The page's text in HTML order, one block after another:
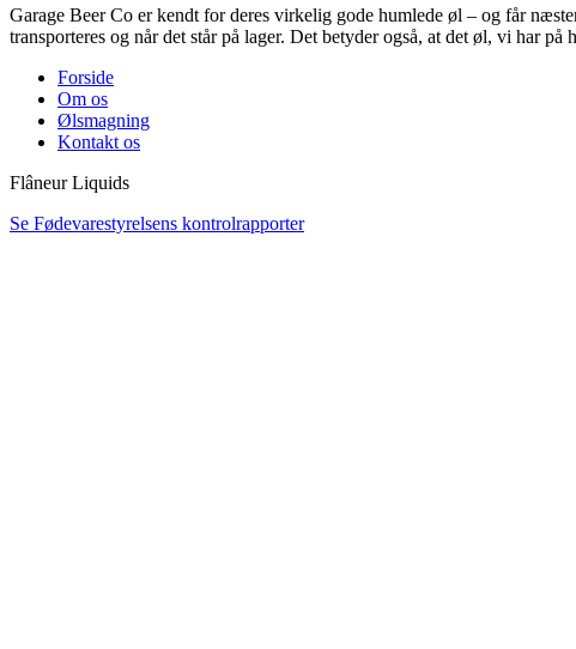
Garage Beer Co er kendt for deres virkelig gode humlede øl – og får
transporteres og når det står på lager. Det betyder også, at det øl, vi har
Forside
Om os
Ølsmagning
Kontakt os
Flâneur Liquids
Se Fødevarestyrelsens kontrolrapporter